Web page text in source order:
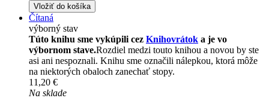
Vložiť do košíka
Čítaná
výborný stav
Túto knihu sme vykúpili cez Knihovrátok a je vo
výbornom stave.Rozdiel medzi touto knihou a novou by ste
asi ani nespoznali. Knihu sme označili nálepkou, ktorá môže
na niektorých obaloch zanechať stopy.
11,20 €
Na sklade